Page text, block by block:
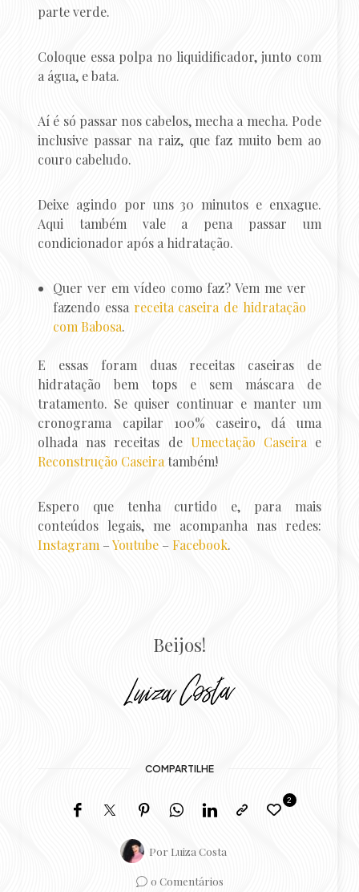
parte verde.
Coloque essa polpa no liquidificador, junto com
a água, e bata.
Aí é só passar nos cabelos, mecha a mecha. Pode
inclusive passar na raiz, que faz muito bem ao
couro cabeludo.
Deixe agindo por uns 30 minutos e enxague.
Aqui também vale a pena passar um
condicionador após a hidratação.
Quer ver em vídeo como faz? Vem me ver
fazendo essa receita caseira de hidratação
com Babosa.
E essas foram duas receitas caseiras de
hidratação bem tops e sem máscara de
tratamento. Se quiser continuar e manter um
cronograma capilar 100% caseiro, dá uma
olhada nas receitas de Umectação Caseira e
Reconstrução Caseira também!
Espero que tenha curtido e, para mais
conteúdos legais, me acompanha nas redes:
Instagram –Youtube –Facebook.
Beijos!
COMPARTILHE
Por Luiza Costa
2
0 Comentários